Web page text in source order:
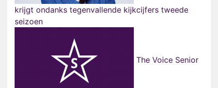
krijgt ondanks tegenvallende kijkcijfers tweede
seizoen
The Voice Senior